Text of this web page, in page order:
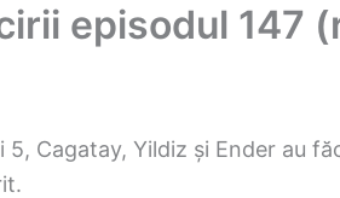
episodul 147
5, Cagatay, Yildiz și Ender au